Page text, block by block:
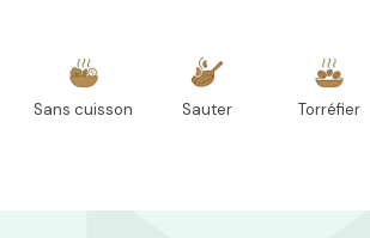
Sans cuisson Sauter Torréfier